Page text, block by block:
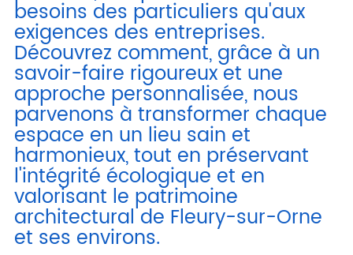
besoins des particuliers qu'aux
exigences des entreprises.
Découvrez comment, grâce à un
savoir-faire rigoureux et une
approche personnalisée, nous
parvenons à transformer chaque
espace en un lieu sain et
harmonieux, tout en préservant
l'intégrité écologique et en
valorisant le patrimoine
architectural de Fleury-sur-Orne
et ses environs.